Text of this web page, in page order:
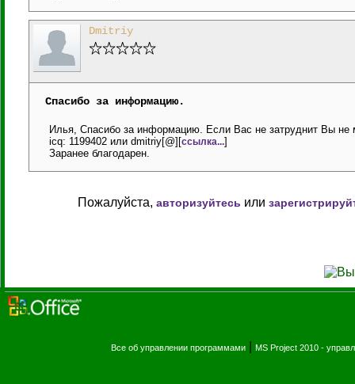
Dmitriy
Спасибо за информацию.
Илья, Спасибо за информацию. Если Вас не затруднит Вы не
icq: 1199402 или dmitriy[@][ссылка...]
Заранее благодарен.
Пожалуйста, авторизуйтесь или
Все об управлении программами MS Project 2010 -